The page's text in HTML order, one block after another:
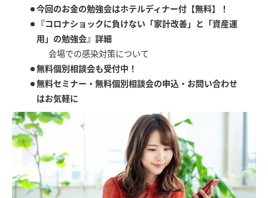
今回のお金の勉強会はホテルディナー付【無料】！
『コロナショックに負けない「家計改善」と「資産運
用」の勉強会』詳細
会場での感染対策について
無料個別相談会も受付中！
無料セミナー・無料個別相談会の申込・お問い合わせ
はお気軽に